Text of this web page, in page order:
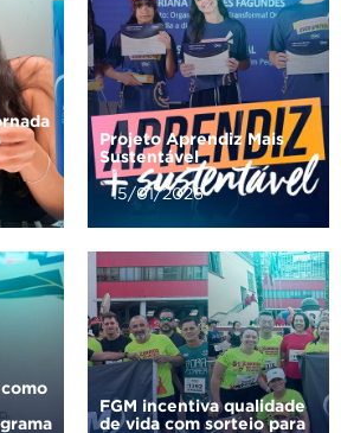
Projeto Aprendiz Mais
Sustentável
15/01/2026
como
FGM incentiva qualidade
de vida com sorteio para